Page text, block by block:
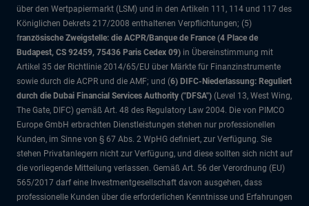
über den Wertpapiermarkt (LSM) und in den Artikeln 111, 114 und 117 des
Königlichen Dekrets 217/2008 enthaltenen Verpflichtungen; (5)
französische Zweigstelle: die ACPR/Banque de France (4 Place de
Budapest, CS 92459, 75436 Paris Cedex 09) in Übereinstimmung mit
Artikel 35 der Richtlinie 2014/65/EU über Märkte für Finanzinstrumente
sowie durch die ACPR und die AMF; und (6) DIFC-Niederlassung: Reguliert
durch die Dubai Financial Services Authority ("DFSA") (Level 13, West Wing,
The Gate, DIFC) gemäß Art. 48 des Regulatory Law 2004. Die von PIMCO
Europe GmbH erbrachten Dienstleistungen stehen nur professionellen
Kunden, im Sinne von § 67 Abs. 2 WpHG definiert, zur Verfügung. Sie
stehen Privatanlegern nicht zur Verfügung, und diese sollten sich nicht auf
die vorliegende Mitteilung verlassen. Gemäß Art. 56 der Verordnung (EU)
565/2017 darf eine Investmentgesellschaft davon ausgehen, dass
professionelle Kunden über die erforderlichen Kenntnisse und Erfahrungen